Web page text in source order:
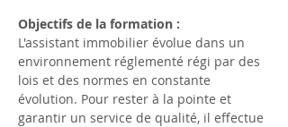
Objectifs de la formation :
L'assistant immobilier évolue dans un
environnement réglementé régi par des
lois et des normes en constante
évolution. Pour rester à la pointe et
garantir un service de qualité, il effectue